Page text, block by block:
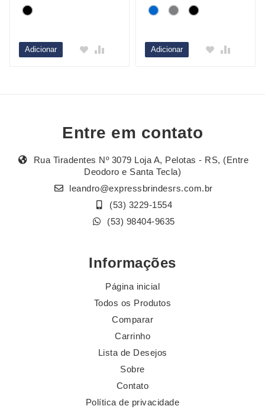
Adicionar Adicionar
Entre em contato
Rua Tiradentes Nº 3079 Loja A, Pelotas - RS, (Entre
Deodoro e Santa Tecla)
leandro@expressbrindesrs.com.br
(53) 3229-1554
(53) 98404-9635
Informações
Página inicial
Todos os Produtos
Comparar
Carrinho
Lista de Desejos
Sobre
Contato
Política de privacidade